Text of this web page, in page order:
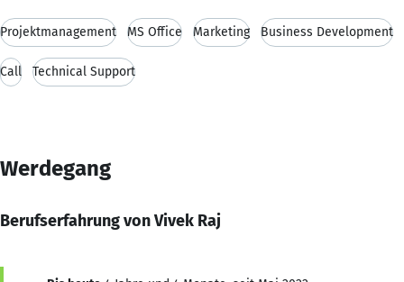
Projektmanagement MS Office Marketing Business Development
Call Technical Support
Werdegang
Berufserfahrung von Vivek Raj